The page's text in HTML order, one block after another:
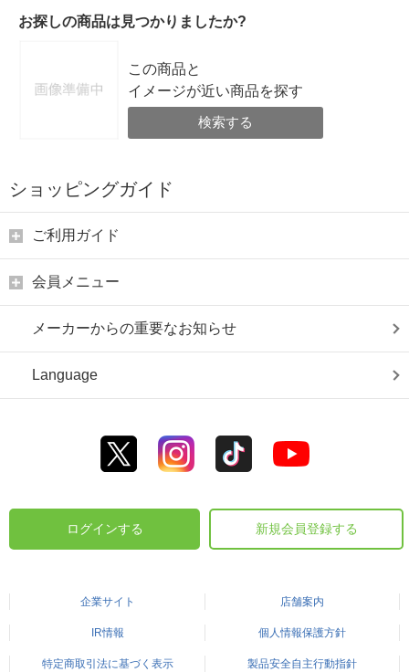
お探しの商品は見つかりましたか?
この商品と
イメージが近い商品を探す
検索する
ショッピングガイド
ご利用ガイド
会員メニュー
メーカーからの重要なお知らせ
Language
ログインする 新規会員登録する
企業サイト 店舗案内
IR情報 個人情報保護方針
特定商取引法に基づく表示 製品安全自主行動指針